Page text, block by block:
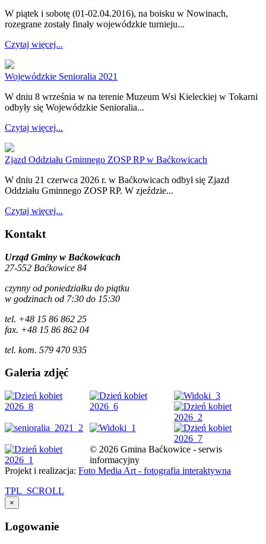
W piątek i sobotę (01-02.04.2016), na boisku w Nowinach,
rozegrane zostały finały wojewódzkie turnieju...
Czytaj więcej...
Wojewódzkie Senioralia 2021
W dniu 8 września w na terenie Muzeum Wsi Kieleckiej w Tokarni
odbyły się Wojewódzkie Senioralia...
Czytaj więcej...
Zjazd Oddziału Gminnego ZOSP RP w Baćkowicach
W dniu 21 czerwca 2026 r. w Baćkowicach odbył się Zjazd
Oddziału Gminnego ZOSP RP. W zjeździe...
Czytaj więcej...
Kontakt
Urząd Gminy w Baćkowicach
27-552 Baćkowice 84
czynny od poniedziałku do piątku
w godzinach od 7:30 do 15:30
tel. +48 15 86 862 25
fax. +48 15 86 862 04
tel. kom. 579 470 935
Galeria zdjęć
© 2026 Gmina Baćkowice - serwis
informacyjny
Projekt i realizacja: Foto Media Art - fotografia interaktywna
TPL_SCROLL
×
Logowanie